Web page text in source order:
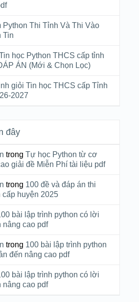
Thi Tỉnh Và Thi Vào
Tin
học Python THCS cấp tỉnh
ÁN (Mới & Chọn Lọc)
giỏi Tin học THCS cấp Tỉnh
2027
đây
trong Tự học Python từ cơ
giải đề Miễn Phí tài liệu pdf
trong 100 đề và đáp án thi
cấp huyện 2025
bài lập trình python có lời
nâng cao pdf
trong 100 bài lập trình python
đến nâng cao pdf
bài lập trình python có lời
nâng cao pdf